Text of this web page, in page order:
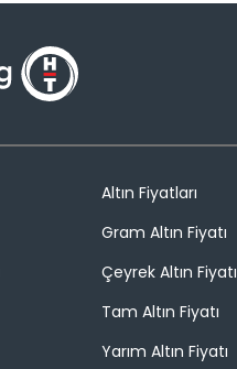
Altın Fiyatları
Gram Altın Fiyatı
Çeyrek Altın Fiyatı
Tam Altın Fiyatı
Yarım Altın Fiyatı